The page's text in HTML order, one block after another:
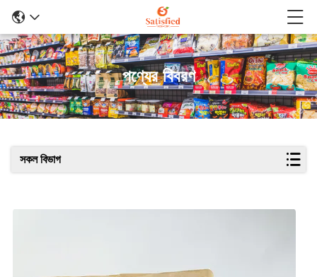
পণ্যের বিবরণ
সকল বিভাগ